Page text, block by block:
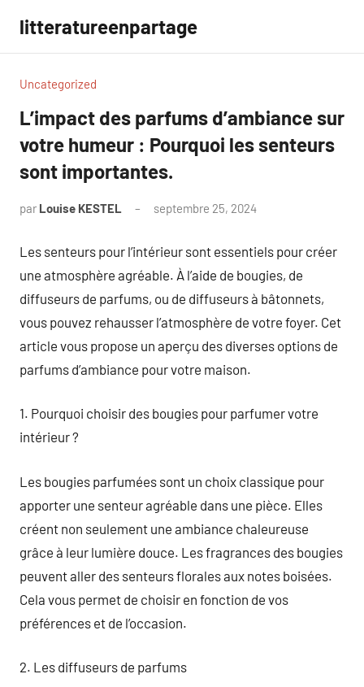
contenu
litteratureenpartage
Uncategorized
L’impact des parfums d’ambiance sur
votre humeur : Pourquoi les senteurs
sont importantes.
par Louise KESTEL septembre 25, 2024
Les senteurs pour l’intérieur sont essentiels pour créer
une atmosphère agréable. À l’aide de bougies, de
diffuseurs de parfums, ou de diffuseurs à bâtonnets,
vous pouvez rehausser l’atmosphère de votre foyer. Cet
article vous propose un aperçu des diverses options de
parfums d’ambiance pour votre maison.
1. Pourquoi choisir des bougies pour parfumer votre
intérieur ?
Les bougies parfumées sont un choix classique pour
apporter une senteur agréable dans une pièce. Elles
créent non seulement une ambiance chaleureuse
grâce à leur lumière douce. Les fragrances des bougies
peuvent aller des senteurs florales aux notes boisées.
Cela vous permet de choisir en fonction de vos
préférences et de l’occasion.
2. Les diffuseurs de parfums